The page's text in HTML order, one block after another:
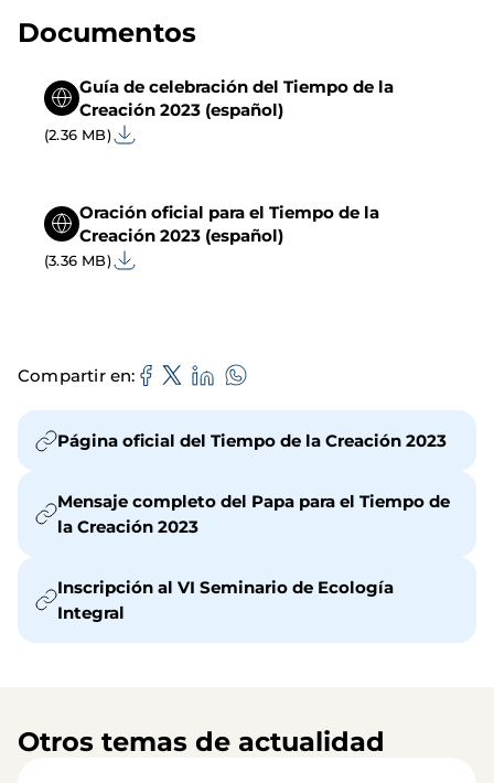
Documentos
Guía de celebración del Tiempo de la
Creación 2023 (español)
(2.36 MB)
Oración oficial para el Tiempo de la
Creación 2023 (español)
(3.36 MB)
Compartir en
Página oficial del Tiempo de la Creación 2023
Mensaje completo del Papa para el Tiempo de
la Creación 2023
Inscripción al VI Seminario de Ecología
Integral
Otros temas de actualidad